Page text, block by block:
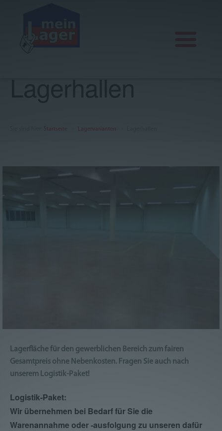
Office, Praxis und Seminar
FAQ
Lagerhallen
Startseite Lagervarianten
Lagerfläche für den gewerblichen Bereich zum fairen
Gesamtpreis ohne Nebenkosten. Fragen Sie auch nach
unserem Logistik-Paket!
Logistik-Paket:
Wir übernehmen bei Bedarf für Sie die
Warenannahme oder -ausfolgung zu unseren dafür